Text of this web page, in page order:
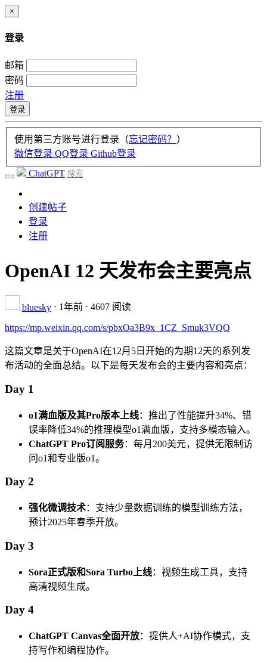
×
登录
邮箱
密码
注册
登录
使用第三方账号进行登录（忘记密码？ ）
微信登录 QQ登录 Github登录
ChatGPT 搜索
创建帖子
登录
注册
OpenAI 12 天发布会主要亮点
bluesky ⋅ 1年前 ⋅ 4607 阅读
https://mp.weixin.qq.com/s/pbxOa3B9x_1CZ_Smuk3VQQ
这篇文章是关于OpenAI在12月5日开始的为期12天的系列发
布活动的全面总结。以下是每天发布会的主要内容和亮点：
Day 1
o1满血版及其Pro版本上线：推出了性能提升34%、错
误率降低34%的推理模型o1满血版，支持多模态输入。
ChatGPT Pro订阅服务：每月200美元，提供无限制访
问o1和专业版o1。
Day 2
强化微调技术：支持少量数据训练的模型训练方法，
预计2025年春季开放。
Day 3
Sora正式版和Sora Turbo上线：视频生成工具，支持
高清视频生成。
Day 4
ChatGPT Canvas全面开放：提供人+AI协作模式，支
持写作和编程协作。